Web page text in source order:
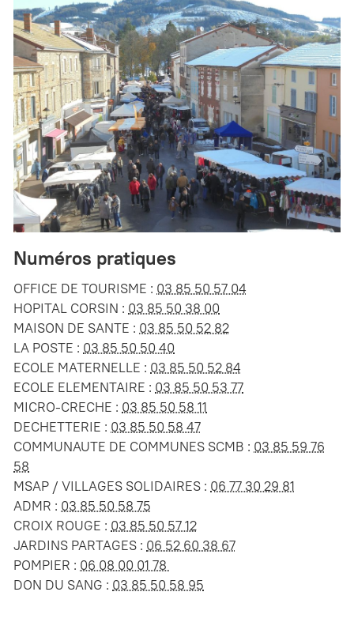
Numéros pratiques
OFFICE DE TOURISME : 03 85 50 57 04
HOPITAL CORSIN : 03 85 50 38 00
MAISON DE SANTE : 03 85 50 52 82
LA POSTE : 03 85 50 50 40
ECOLE MATERNELLE : 03 85 50 52 84
ECOLE ELEMENTAIRE : 03 85 50 53 77
MICRO-CRECHE : 03 85 50 58 11
DECHETTERIE : 03 85 50 58 47
COMMUNAUTE DE COMMUNES SCMB : 03 85 59 76
58
MSAP / VILLAGES SOLIDAIRES : 06 77 30 29 81
ADMR : 03 85 50 58 75
CROIX ROUGE : 03 85 50 57 12
JARDINS PARTAGES : 06 52 60 38 67
POMPIER : 06 08 00 01 78
DON DU SANG : 03 85 50 58 95